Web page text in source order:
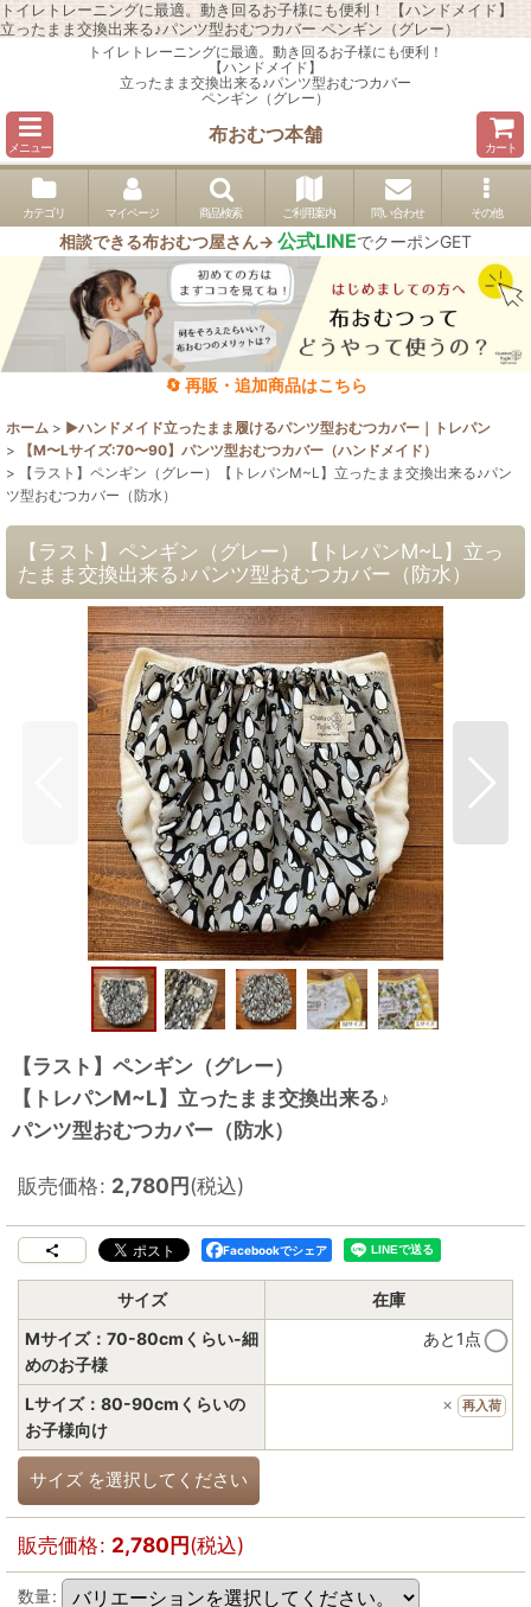
トイレトレーニングに最適。動き回るお子様にも便利！ 【ハンドメイド】
立ったまま交換出来る♪パンツ型おむつカバー ペンギン（グレー）
トイレトレーニングに最適。動き回るお子様にも便利！
【ハンドメイド】
立ったまま交換出来る♪パンツ型おむつカバー
ペンギン（グレー）
メニュー
布おむつ本舗
カート
カテゴリ マイページ 商品検索 ご利用案内 問い合わせ その他
相談できる布おむつ屋さん→ 公式LINEでクーポンGET
🔄 再販・追加商品はこちら
ホーム > ▶︎ハンドメイド立ったまま履けるパンツ型おむつカバー｜トレパン
>
【M〜Lサイズ:70〜90】パンツ型おむつカバー（ハンドメイド）
>
【ラスト】ペンギン（グレー）【トレパンM~L】立ったまま交換出来る♪パン
ツ型おむつカバー（防水）
【ラスト】ペンギン（グレー）【トレパンM~L】立っ
たまま交換出来る♪パンツ型おむつカバー（防水）
【ラスト】ペンギン（グレー）
【トレパンM~L】立ったまま交換出来る♪
パンツ型おむつカバー（防水）
販売価格: 2,780円(税込)
Facebookでシェア
サイズ
在庫
Mサイズ：70-80cmくらい-細
めのお子様
あと1点
Lサイズ：80-90cmくらいの
お子様向け
× 再入荷
サイズ を選択してください
販売価格: 2,780円(税込)
数量: